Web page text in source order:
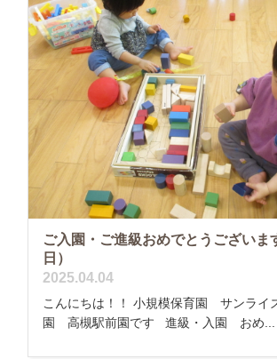
ご入園・ご進級おめでとうございま
日）
2025.04.04
こんにちは！！ 小規模保育園 サンライ
園 高槻駅前園です 進級・入園 おめ...